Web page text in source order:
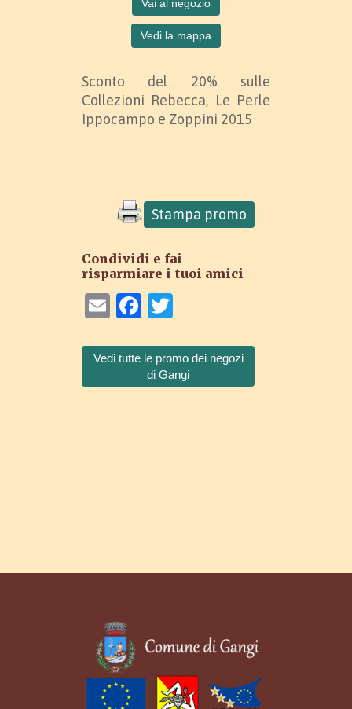
Vai al negozio
Vedi la mappa
Sconto del 20% sulle
Collezioni Rebecca, Le Perle
Ippocampo e Zoppini 2015
Stampa promo
Condividi e fai
risparmiare i tuoi amici
EmailFacebook
Vedi tutte le promo dei negozi
di Gangi